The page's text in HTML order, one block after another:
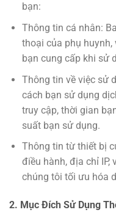
bạn:
Thông tin cá nhân:
thoại của phụ
bạn cung cấp khi sử
Thông tin về việc sử
cách bạn sử dụng
truy cập, thời gian
suất bạn sử dụng.
Thông tin từ thiết bị
điều hành, địa chỉ IP,
chúng tôi tối ưu hóa
2. Mục Đích Sử Dụng